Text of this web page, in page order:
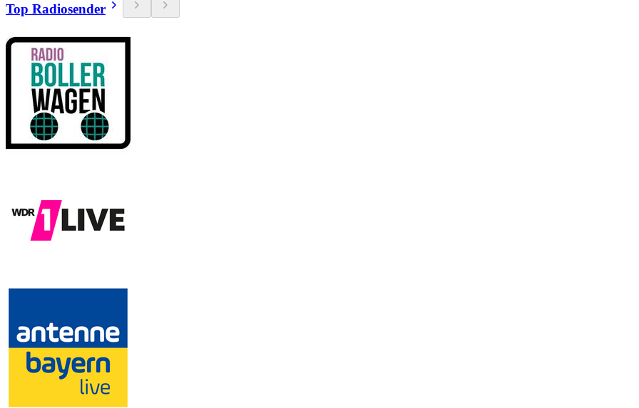
Top Radiosender